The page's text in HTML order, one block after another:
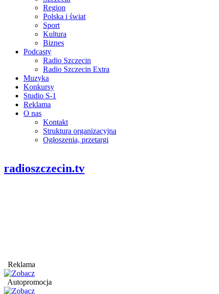
Region
Polska i świat
Sport
Kultura
Biznes
Podcasty
Radio Szczecin
Radio Szczecin Extra
Muzyka
Konkursy
Studio S-1
Reklama
O nas
Kontakt
Struktura organizacyjna
Ogłoszenia, przetargi
radioszczecin.tv
Reklama
Autopromocja